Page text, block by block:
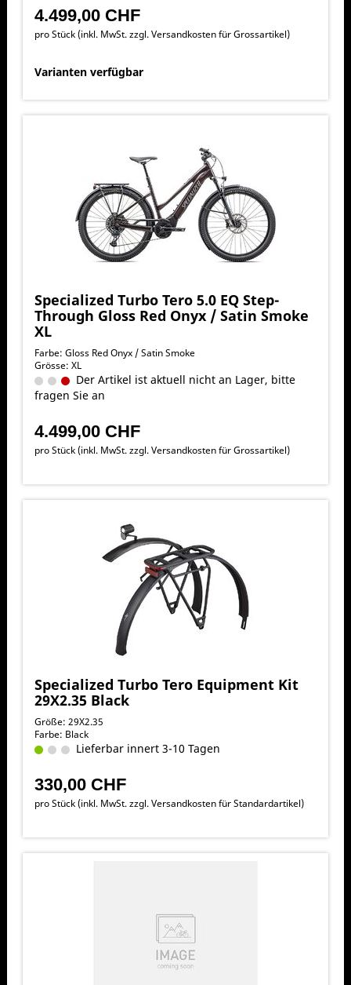
4.499,00 CHF
pro Stück (inkl. MwSt. zzgl.Versandkosten für Grossartikel)
Varianten verfügbar
Specialized Turbo Tero 5.0 EQ Step-
Through Gloss Red Onyx / Satin Smoke
XL
Farbe: Gloss Red Onyx / Satin Smoke
Grösse: XL
Der Artikel ist aktuell nicht an Lager, bitte
fragen Sie an
4.499,00 CHF
pro Stück (inkl. MwSt. zzgl.Versandkosten für Grossartikel)
Specialized Turbo Tero Equipment Kit
29X2.35 Black
Größe: 29X2.35
Farbe: Black
Lieferbar innert 3-10 Tagen
330,00 CHF
pro Stück (inkl. MwSt. zzgl.Versandkosten für Standardartikel)